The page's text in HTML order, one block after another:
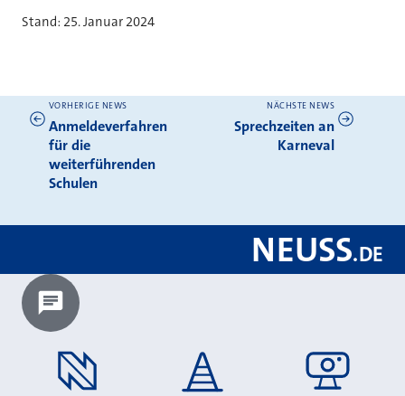
Stand: 25. Januar 2024
Weitere News
VORHERIGE NEWS
Anmeldeverfahren
für die
weiterführenden
Schulen
NÄCHSTE NEWS
Sprechzeiten an
Karneval
NEUSS.DE
Chatbot laden?